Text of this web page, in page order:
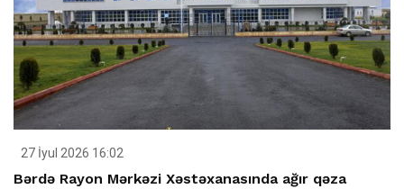
27 İyul 2026 16:02
Bərdə Rayon Mərkəzi Xəstəxanasında ağır qəza